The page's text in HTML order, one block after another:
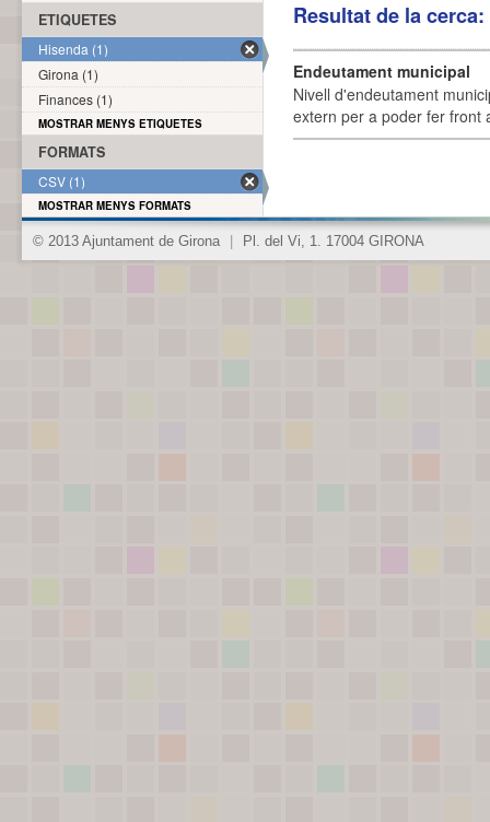
Resultat de la
Endeutament municipal
Nivell d'endeutament
extern per a poder fer front
ETIQUETES
Hisenda (1)
Girona (1)
Finances (1)
MOSTRAR MENYS ETIQUETES
FORMATS
CSV (1)
MOSTRAR MENYS FORMATS
© 2013 Ajuntament de Girona Pl. del Vi, 1. 17004 GIRONA